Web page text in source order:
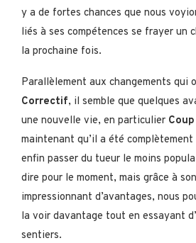
y a de fortes chances que nous
liés à ses compétences se frayer un
la prochaine fois.
Parallèlement aux changements qui
Correctif, il semble que quelques
une nouvelle vie, en particulier
maintenant qu’il a été
enfin passer du tueur le moins
dire pour le moment, mais grâce à
impressionnant d’avantages, nous
la voir davantage tout en essayant
sentiers.